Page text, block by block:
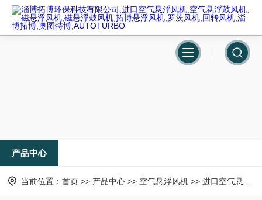
产品中心
当前位置： 首页 >> 产品中心 >> 空气悬浮风机 >> 进口空气悬浮风机